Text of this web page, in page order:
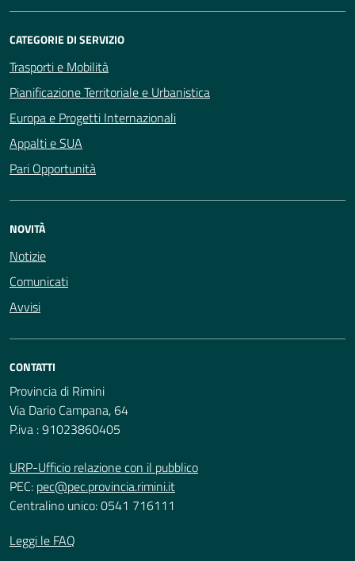
CATEGORIE DI SERVIZIO
Trasporti e Mobilità
Pianificazione Territoriale e Urbanistica
Europa e Progetti Internazionali
Appalti e SUA
Pari Opportunità
NOVITÀ
Notizie
Comunicati
Avvisi
CONTATTI
Provincia di Rimini
Via Dario Campana, 64
P.iva : 91023860405
URP-Ufficio relazione con il pubblico
PEC: pec@pec.provincia.rimini.it
Centralino unico: 0541 716111
Leggi le FAQ